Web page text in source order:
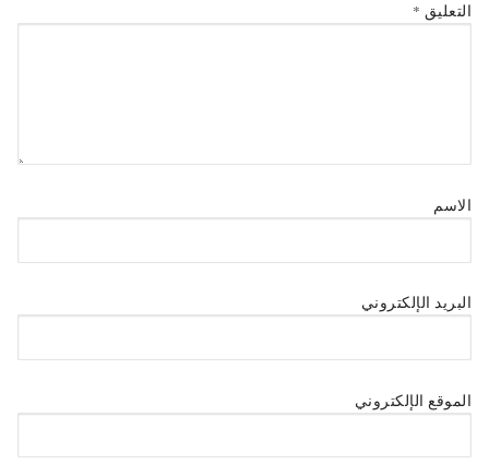
التعليق *
الاسم
البريد الإلكتروني
الموقع الإلكتروني